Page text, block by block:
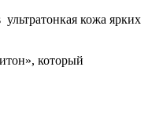
кожа ярких
который